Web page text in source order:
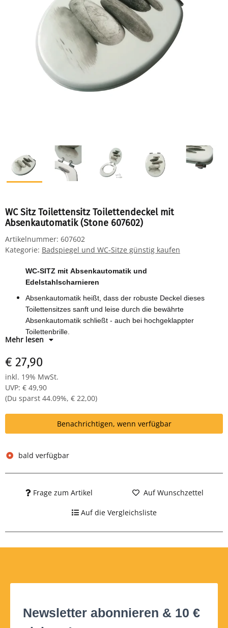
WC Sitz Toilettensitz Toilettendeckel mit
Absenkautomatik (Stone 607602)
Artikelnummer: 607602
Kategorie: Badspiegel und WC-Sitze günstig kaufen
WC-SITZ mit Absenkautomatik und
Edelstahlscharnieren
Absenkautomatik heißt, dass der robuste Deckel dieses
Toilettensitzes sanft und leise durch die bewährte
Absenkautomatik schließt - auch bei hochgeklappter
Toilettenbrille.
Technische Daten: - Länge: 45 cm - Breite: 38 cm - Höhe: 5
Material: MDF / solide Edelstahlscharniere - inkl.
Montagematerial
Motiv: Stone
Mehr lesen
€ 27,90
inkl. 19% MwSt.
UVP: € 49,90
(Du sparst 44.09%, € 22,00)
Benachrichtigen, wenn verfügbar
bald verfügbar
Frage zum Artikel Auf Wunschzettel
Auf die Vergleichsliste